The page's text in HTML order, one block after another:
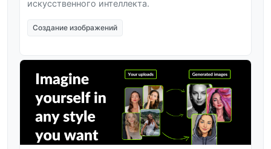
искусственного интеллекта.
Создание изображений